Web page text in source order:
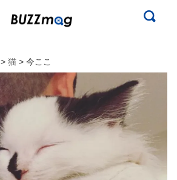
> 猫 > 今ここ